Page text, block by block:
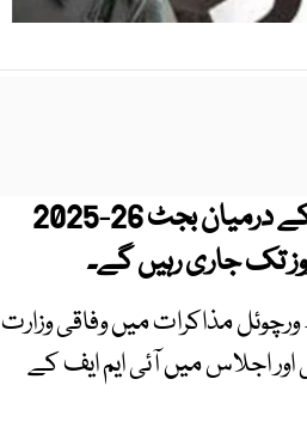
پاکستان اور عالمی مالیاتی ادارہ (آئی ایم ایف) کے درمیان بجٹ 26-2025
مذاکرات میں وفاقی وزارت
اور اجلاس میں آئی ایم ایف کے